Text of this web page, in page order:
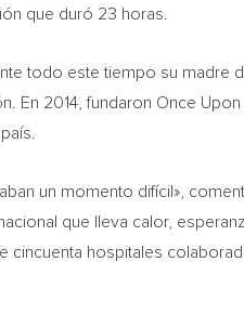
que duró 23 horas.
todo este tiempo su
En 2014, fundaron Once
un momento difícil»,
que lleva calor,
cincuenta hospitales